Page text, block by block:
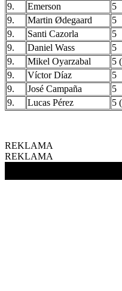
9.
Emerson 5
9.
Martin Ødegaard 5
9.
Santi Cazorla 5
9.
Daniel Wass 5
9.
Mikel Oyarzabal 5
9.
Víctor Díaz 5
9.
José Campaña 5
9.
Lucas Pérez 5
REKLAMA
REKLAMA